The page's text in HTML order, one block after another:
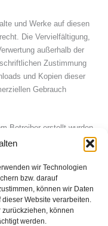
wir Technologien
bzw. darauf
können wir Daten
Website verarbeiten.
können
werden.
und Werke auf diesen
Die Vervielfältigung,
außerhalb der
Zustimmung
und Kopien dieser
Gebrauch
Betreiber erstellt wurden,
werden
bitten wir um einen
von Rechtsverletzungen